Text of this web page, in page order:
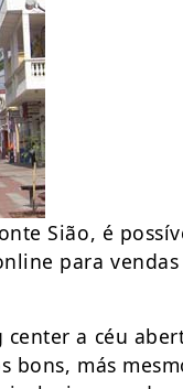
Sião, é
para
a céu
bons, más